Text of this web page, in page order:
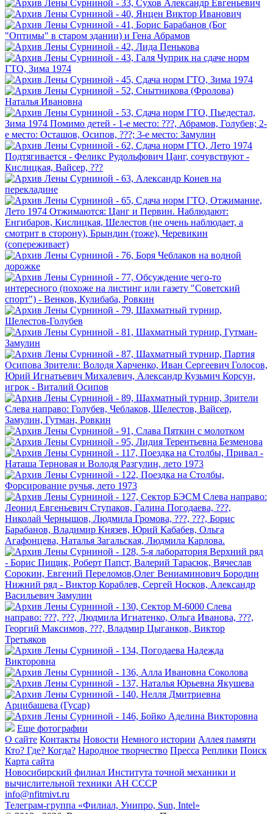
Еще фотографии
О сайте Контакты Новости Немного истории Аллея памяти
Кто? Где? Когда? Народное творчество Пресса Реплики Поиск
Карта сайта
Новосибирский филиал Института точной механики и
вычислительной техники АН СССР
info@nfitmivt.ru
Телеграм-группа «Филиал, Унипро, Sun, Intel»